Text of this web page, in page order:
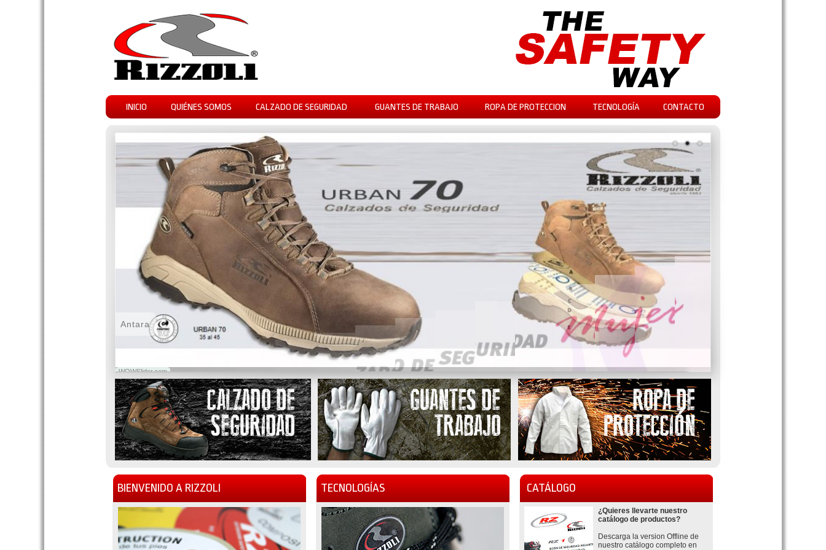
INICIO QUIÉNES SOMOS CALZADO DE SEGURIDAD GUANTES DE TRABAJO ROPA DE PROTECCION TECNOLOGÍA CONTACTO
WOWSlider.com
Antara
BIENVENIDO A RIZZOLI TECNOLOGÍAS CATÁLOGO
¿Quieres llevarte nuestro
catálogo de productos?
Descarga la version Offline de
nuestro catálogo completo en